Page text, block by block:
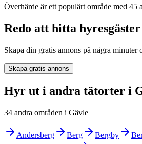
Överhärde är ett populärt område med 45
Redo att hitta
Skapa din gratis annons på några minuter
Skapa gratis annons
Hyr ut i andra tätorter i
34 andra områden i Gävle
Andersberg Berg Bergby